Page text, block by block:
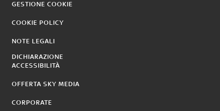
GESTIONE COOKIE
COOKIE POLICY
NOTE LEGALI
DICHIARAZIONE
ACCESSIBILITÀ
OFFERTA SKY MEDIA
CORPORATE